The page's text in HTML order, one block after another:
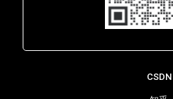
CSDN